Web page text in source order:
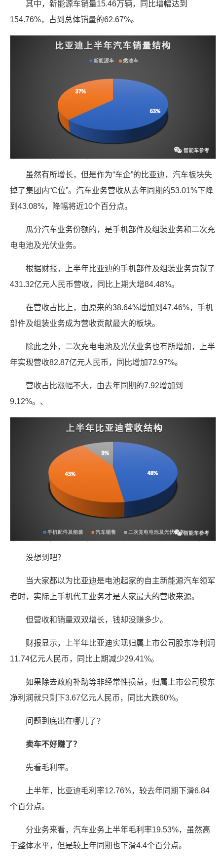
其中，新能源车销量15.46万辆，同比增幅达到
154.76%，占到总体销量的62.67%。
虽然有所增长，但是作为“车企”的比亚迪，汽车板块失
掉了集团内“C位”。汽车业务营收从去年同期的53.01%下降
到43.08%，降幅将近10个百分点。
瓜分汽车业务份额的，是手机部件及组装业务和二次充
电电池及光伏业务。
根据财报，上半年比亚迪的手机部件及组装业务贡献了
431.32亿元人民币营收，同比上期大增84.48%。
在营收占比上，由原来的38.64%增加到47.46%，手机
部件及组装业务成为营收贡献最大的板块。
除此之外，二次充电电池及光伏业务也有所增加，上半
年实现营收82.87亿元人民币，同比增加72.97%。
营收占比涨幅不大，由去年同期的7.92增加到
9.12%。、
没想到吧？
当大家都以为比亚迪是电池起家的自主新能源汽车领军
者时，实际上手机代工业务才是人家最大的营收来源。
但营收和销量双双增长，钱却没赚多少。
财报显示，上半年比亚迪实现归属上市公司股东净利润
11.74亿元人民币，同比上期减少29.41%。
如果除去政府补助等非经常性损益，归属上市公司股东
净利润就只剩下3.67亿元人民币，同比大跌60%。
问题到底出在哪儿了？
卖车不好赚了？
先看毛利率。
上半年，比亚迪毛利率12.76%，较去年同期下滑6.84
个百分点。
分业务来看，汽车业务上半年毛利率19.53%，虽然高
于整体水平，但是较上年同期也下滑4.4个百分点。